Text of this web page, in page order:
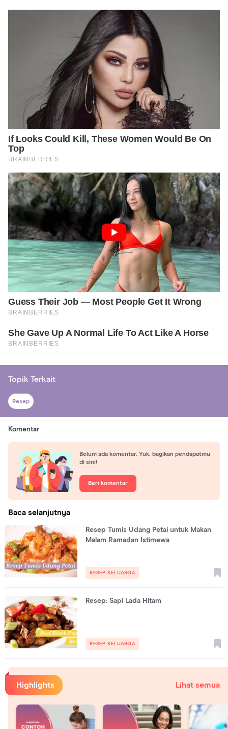
Topik Terkait
Resep
Komentar
Belum ada komentar. Yuk, bagikan pendapatmu
di sini!
Beri komentar
Baca selanjutnya
Resep Tumis Udang Petai untuk Makan
Malam Ramadan Istimewa
RESEP KELUARGA
Resep: Sapi Lada Hitam
RESEP KELUARGA
Highlights Lihat semua